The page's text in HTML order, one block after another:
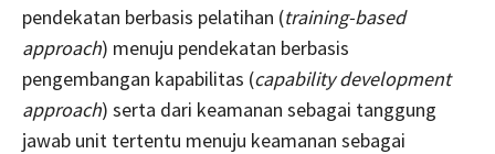
pendekatan berbasis pelatihan (training-based
approach) menuju pendekatan berbasis
pengembangan kapabilitas (capability development
approach) serta dari keamanan sebagai tanggung
jawab unit tertentu menuju keamanan sebagai